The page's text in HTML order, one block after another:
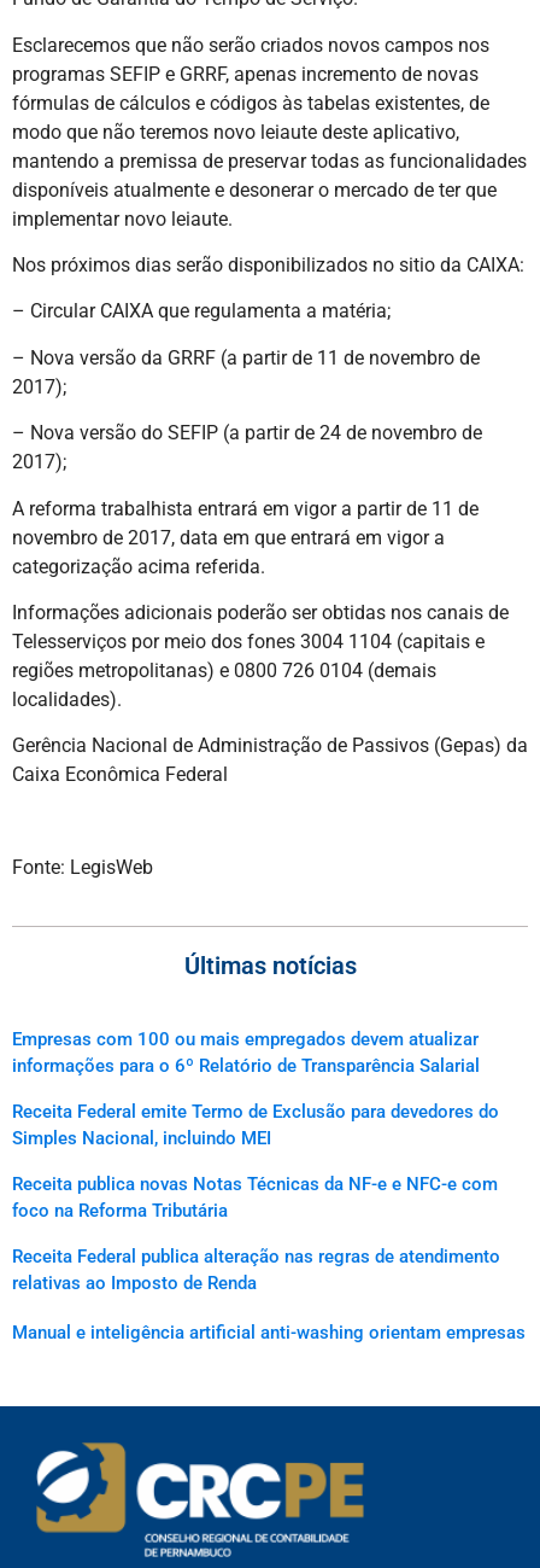
Esclarecemos que não serão criados novos campos nos
programas SEFIP e GRRF, apenas incremento de novas
fórmulas de cálculos e códigos às tabelas existentes, de
modo que não teremos novo leiaute deste aplicativo,
mantendo a premissa de preservar todas as funcionalidades
disponíveis atualmente e desonerar o mercado de ter que
implementar novo leiaute.
Nos próximos dias serão disponibilizados no sitio da CAIXA:
– Circular CAIXA que regulamenta a matéria;
– Nova versão da GRRF (a partir de 11 de novembro de
2017);
– Nova versão do SEFIP (a partir de 24 de novembro de
2017);
A reforma trabalhista entrará em vigor a partir de 11 de
novembro de 2017, data em que entrará em vigor a
categorização acima referida.
Informações adicionais poderão ser obtidas nos canais de
Telesserviços por meio dos fones 3004 1104 (capitais e
regiões metropolitanas) e 0800 726 0104 (demais
localidades).
Gerência Nacional de Administração de Passivos (Gepas) da
Caixa Econômica Federal
Fonte: LegisWeb
Últimas notícias
Empresas com 100 ou mais empregados devem atualizar
informações para o 6º Relatório de Transparência Salarial
Receita Federal emite Termo de Exclusão para devedores do
Simples Nacional, incluindo MEI
Receita publica novas Notas Técnicas da NF-e e NFC-e com
foco na Reforma Tributária
Receita Federal publica alteração nas regras de atendimento
relativas ao Imposto de Renda
Manual e inteligência artificial anti-washing orientam empresas